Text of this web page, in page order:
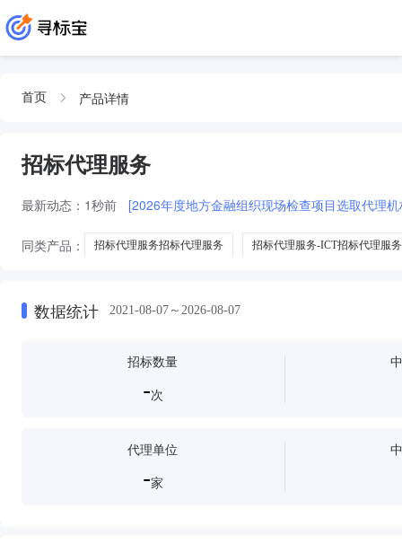
首页 产品详情
招标代理服务
最新动态： 1秒前 [2026年度地方金融组织现场检查项目选取代理
同类产品： 招标代理服务招标代理服务 招标代理服务-ICT招标代理服务
数据统计 2021-08-07～2026-08-07
招标数量
-次
代理单位
-家